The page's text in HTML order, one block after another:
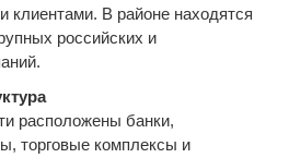
клиентами. В районе находятся
российских и
расположены банки,
торговые комплексы и